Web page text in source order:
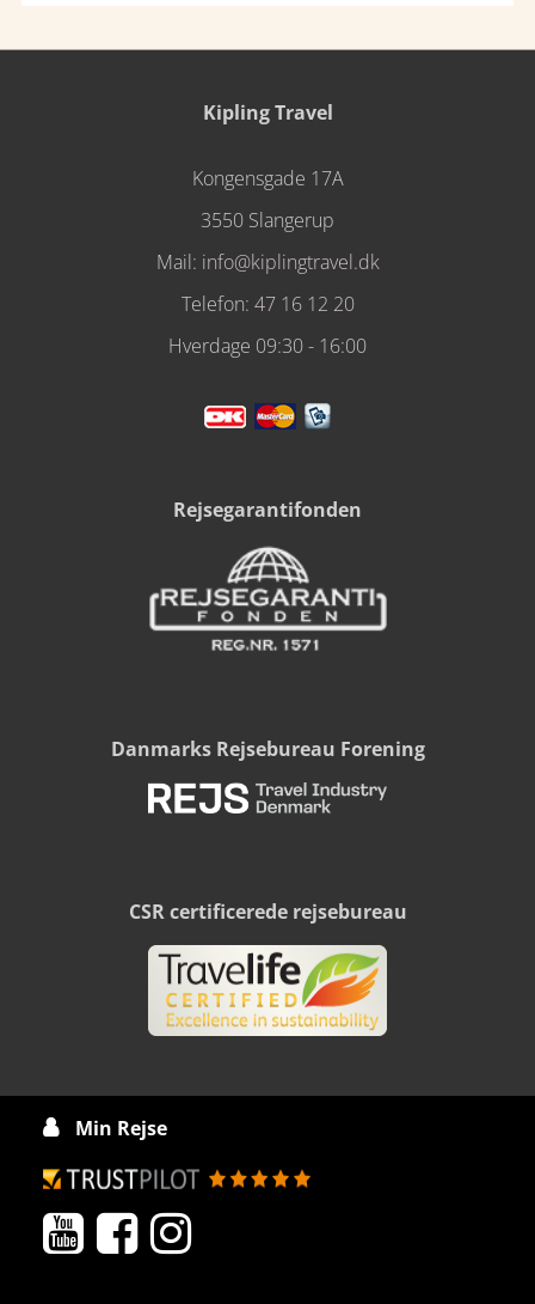
Kipling Travel
Kongensgade 17A
3550 Slangerup
Mail: info@kiplingtravel.dk
Telefon: 47 16 12 20
Hverdage 09:30 - 16:00
Rejsegarantifonden
Danmarks Rejsebureau Forening
CSR certificerede rejsebureau
 Min Rejse
  